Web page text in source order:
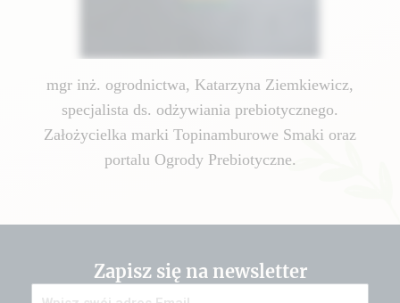
mgr inż. ogrodnictwa, Katarzyna Ziemkiewicz,
specjalista ds. odżywiania prebiotycznego.
Założycielka marki Topinamburowe Smaki oraz
portalu Ogrody Prebiotyczne.
Zapisz się na newsletter